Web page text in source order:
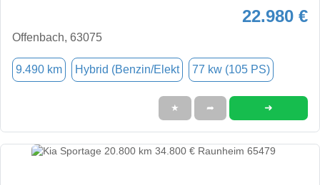
22.980 €
Offenbach, 63075
9.490 km Hybrid (Benzin/Elekt 77 kw (105 PS)
★ ➦ ➜